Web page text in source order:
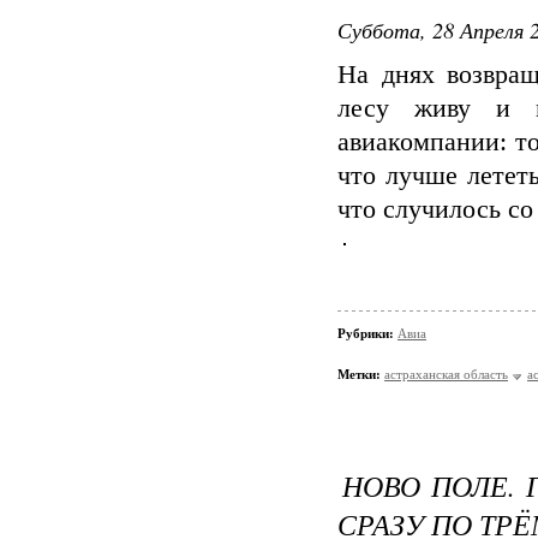
Суббота, 28 Апреля
На днях
лесу живу и
авиакомпании:
что лучше
что случилось
Рубрики: Авиа
Метки: астраханская область
НОВО ПОЛЕ.
СРАЗУ ПО